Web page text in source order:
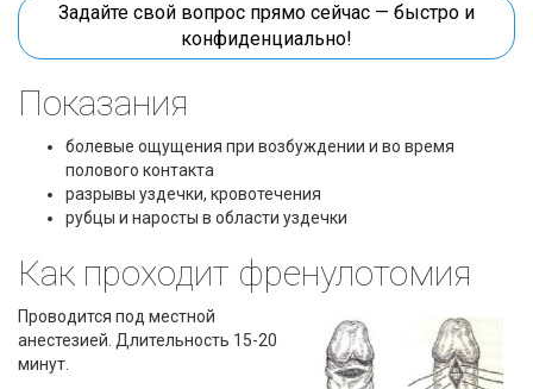
Задайте свой вопрос прямо сейчас — быстро и
конфиденциально!
Показания
болевые ощущения при возбуждении и во время
полового контакта
разрывы уздечки, кровотечения
рубцы и наросты в области уздечки
Как проходит френулотомия
Проводится под местной
анестезией. Длительность 15-20
минут.